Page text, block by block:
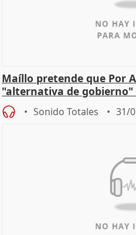
Maíllo pretende que Por
"alternativa de gobierno"
oposición
Sonido Totales 31/